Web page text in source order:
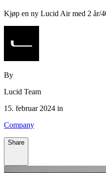
Kjøp en ny Lucid Air med 2 år/
By
Lucid Team
15. februar 2024 in
Company
Share